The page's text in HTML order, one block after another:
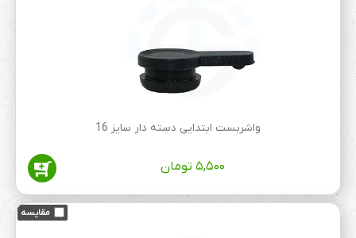
واشربست ابتدایی دسته دار سایز 16
۵,۵۰۰ تومان